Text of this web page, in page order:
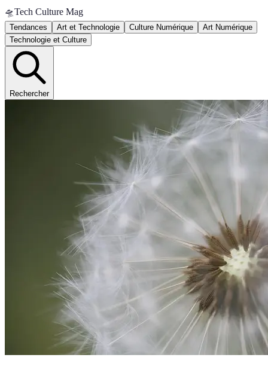
🛸Tech Culture Mag
Tendances Art et Technologie Culture Numérique
Art Numérique
Technologie et Culture
Rechercher